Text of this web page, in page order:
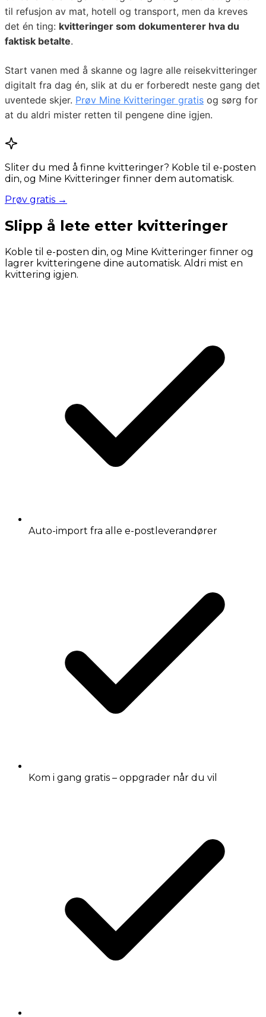
til refusjon av mat, hotell og transport, men da kreves
det én ting: kvitteringer som dokumenterer hva du
faktisk betalte.
Start vanen med å skanne og lagre alle reisekvitteringer
digitalt fra dag én, slik at du er forberedt neste gang det
uventede skjer. Prøv Mine Kvitteringer gratis og sørg for
at du aldri mister retten til pengene dine igjen.
Sliter du med å finne kvitteringer? Koble til e-posten
din, og Mine Kvitteringer finner dem automatisk.
Prøv gratis →
Slipp å lete etter kvitteringer
Koble til e-posten din, og Mine Kvitteringer finner og
lagrer kvitteringene dine automatisk. Aldri mist en
kvittering igjen.
Auto-import fra alle e-postleverandører
Kom i gang gratis – oppgrader når du vil